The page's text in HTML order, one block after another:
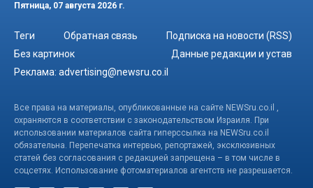
Пятница, 07 августа 2026 г.
Теги Обратная связь
Подписка на новости (RSS)
Без картинок
Данные редакции и устав
Реклама: advertising@newsru.co.il
Все права на материалы, опубликованные на сайте NEWSru.co.il ,
охраняются в соответствии с законодательством Израиля. При
использовании материалов сайта гиперссылка на NEWSru.co.il
обязательна. Перепечатка интервью, репортажей, эксклюзивных
статей без согласования с редакцией запрещена – в том числе в
соцсетях. Использование фотоматериалов агентств не разрешается.